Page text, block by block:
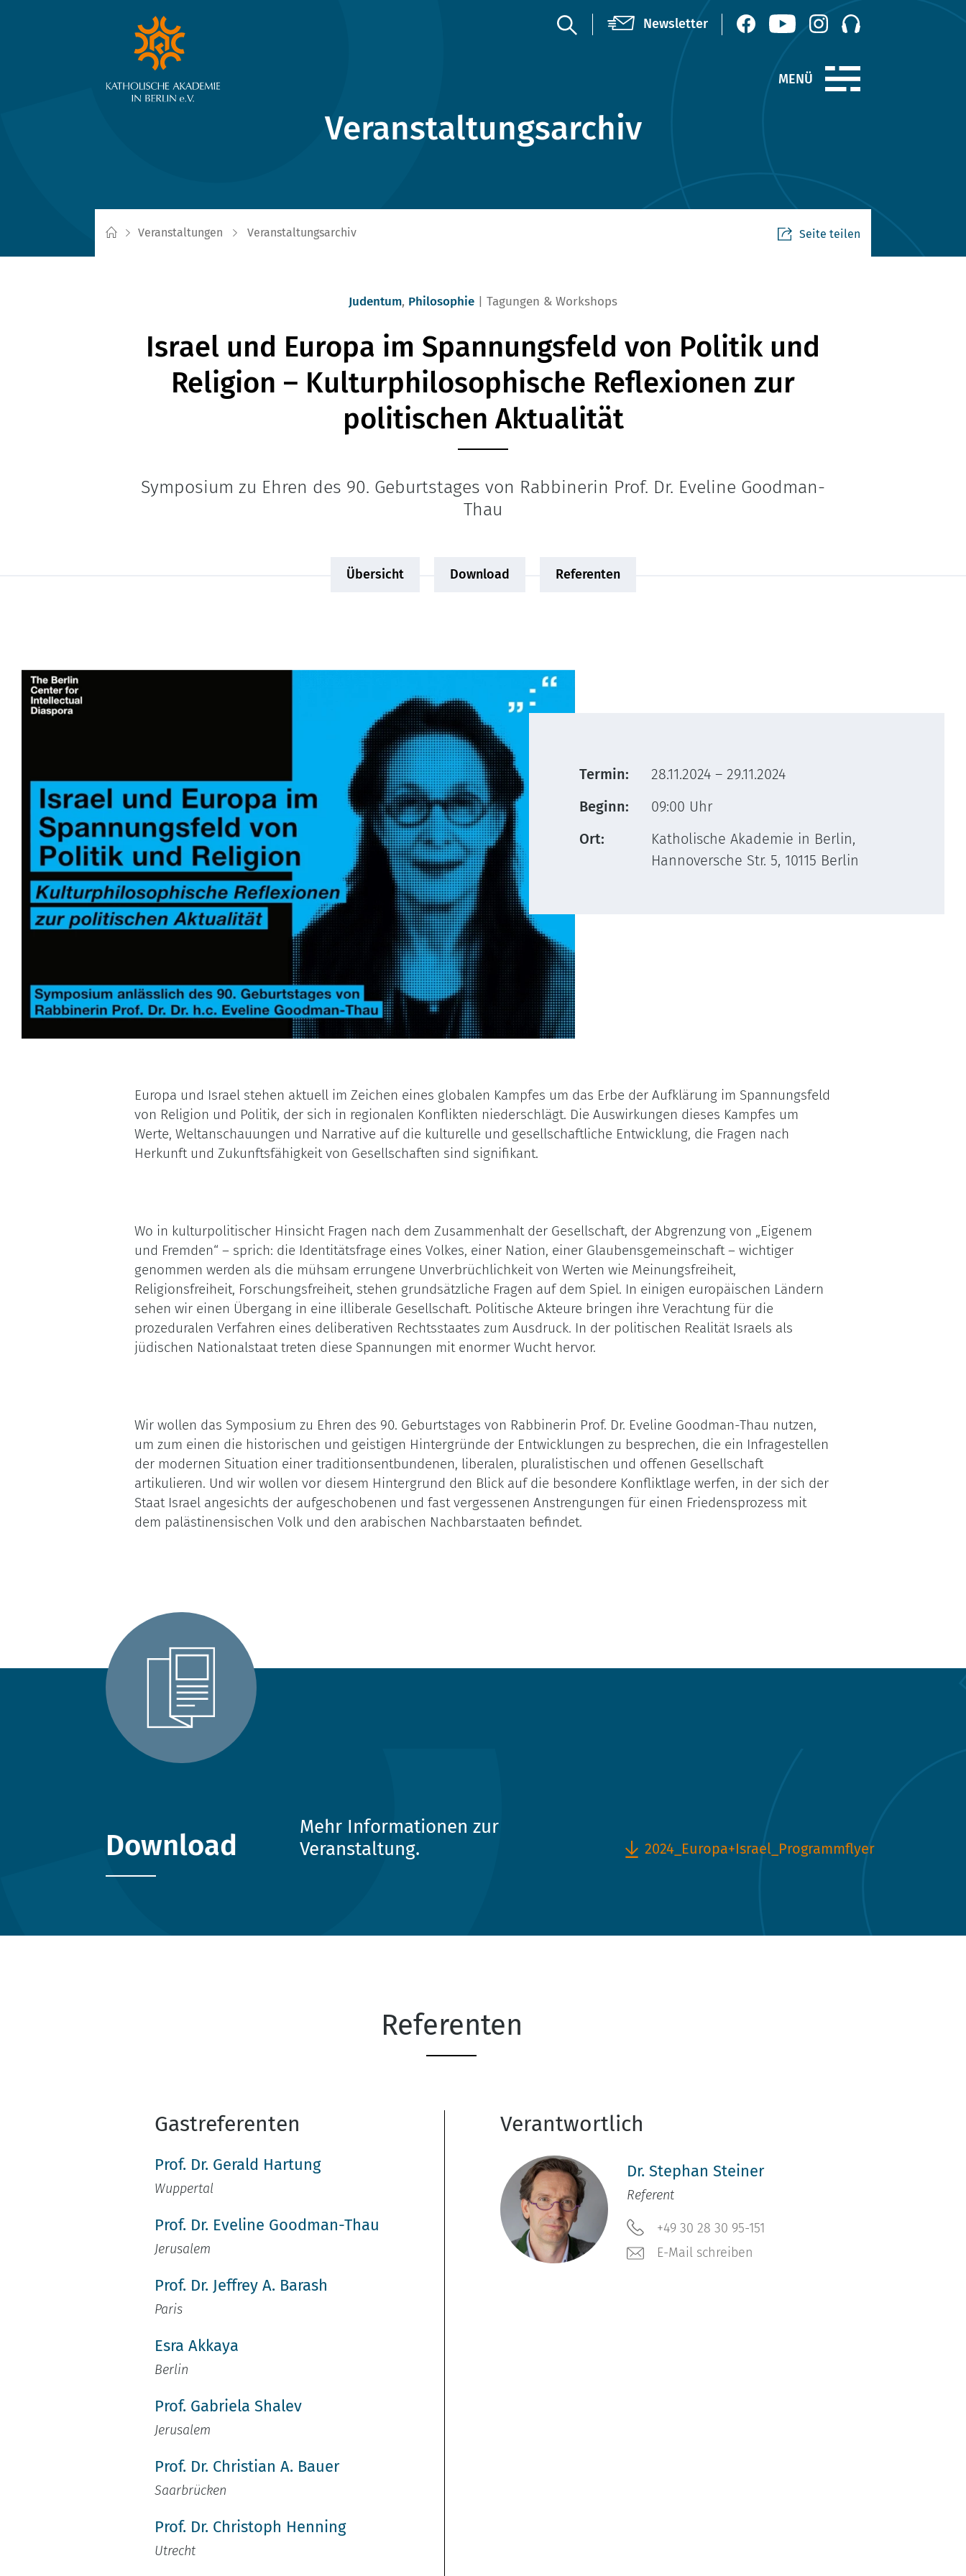
Veranstaltungsarchiv
Veranstaltungen Veranstaltungsarchiv Seite teilen
Judentum, Philosophie Tagungen & Workshops
Israel und Europa im Spannungsfeld von Politik und
Religion – Kulturphilosophische Reflexionen zur
politischen Aktualität
Symposium zu Ehren des 90. Geburtstages von Rabbinerin Prof. Dr. Eveline Goodman-
Thau
Übersicht Download Referenten
Termin:
28.11.2024 – 29.11.2024
Beginn:
09:00 Uhr
Ort:
Katholische Akademie in Berlin,
Hannoversche Str. 5, 10115 Berlin
Europa und Israel stehen aktuell im Zeichen eines globalen Kampfes um das Erbe der Aufklärung im Spannungsfeld
von Religion und Politik, der sich in regionalen Konflikten niederschlägt. Die Auswirkungen dieses Kampfes um
Werte, Weltanschauungen und Narrative auf die kulturelle und gesellschaftliche Entwicklung, die Fragen nach
Herkunft und Zukunftsfähigkeit von Gesellschaften sind signifikant.
Wo in kulturpolitischer Hinsicht Fragen nach dem Zusammenhalt der Gesellschaft, der Abgrenzung von „Eigenem
und Fremden“ – sprich: die Identitätsfrage eines Volkes, einer Nation, einer Glaubensgemeinschaft – wichtiger
genommen werden als die mühsam errungene Unverbrüchlichkeit von Werten wie Meinungsfreiheit,
Religionsfreiheit, Forschungsfreiheit, stehen grundsätzliche Fragen auf dem Spiel. In einigen europäischen Ländern
sehen wir einen Übergang in eine illiberale Gesellschaft. Politische Akteure bringen ihre Verachtung für die
prozeduralen Verfahren eines deliberativen Rechtsstaates zum Ausdruck. In der politischen Realität Israels als
jüdischen Nationalstaat treten diese Spannungen mit enormer Wucht hervor.
Wir wollen das Symposium zu Ehren des 90. Geburtstages von Rabbinerin Prof. Dr. Eveline Goodman-Thau nutzen,
um zum einen die historischen und geistigen Hintergründe der Entwicklungen zu besprechen, die ein Infragestellen
der modernen Situation einer traditionsentbundenen, liberalen, pluralistischen und offenen Gesellschaft
artikulieren. Und wir wollen vor diesem Hintergrund den Blick auf die besondere Konfliktlage werfen, in der sich der
Staat Israel angesichts der aufgeschobenen und fast vergessenen Anstrengungen für einen Friedensprozess mit
dem palästinensischen Volk und den arabischen Nachbarstaaten befindet.
Download
Mehr Informationen zur
Veranstaltung.
2024_Europa+Israel_Programmflyer
Referenten
Gastreferenten
Prof. Dr. Gerald Hartung
Wuppertal
Prof. Dr. Eveline Goodman-Thau
Jerusalem
Prof. Dr. Jeffrey A. Barash
Paris
Esra Akkaya
Berlin
Prof. Gabriela Shalev
Jerusalem
Prof. Dr. Christian A. Bauer
Saarbrücken
Prof. Dr. Christoph Henning
Utrecht
Verantwortlich
Dr. Stephan Steiner
Referent
+49 30 28 30 95-151
E-Mail schreiben